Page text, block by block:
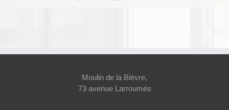
Moulin de la Bièvre,
73 avenue Larroumès